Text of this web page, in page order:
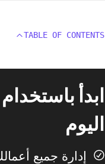
TABLE OF CONTENTS
اليوم
إدارة جميع